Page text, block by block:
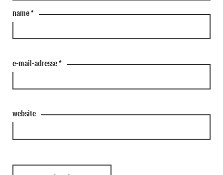
name*
e-mail-adresse*
website